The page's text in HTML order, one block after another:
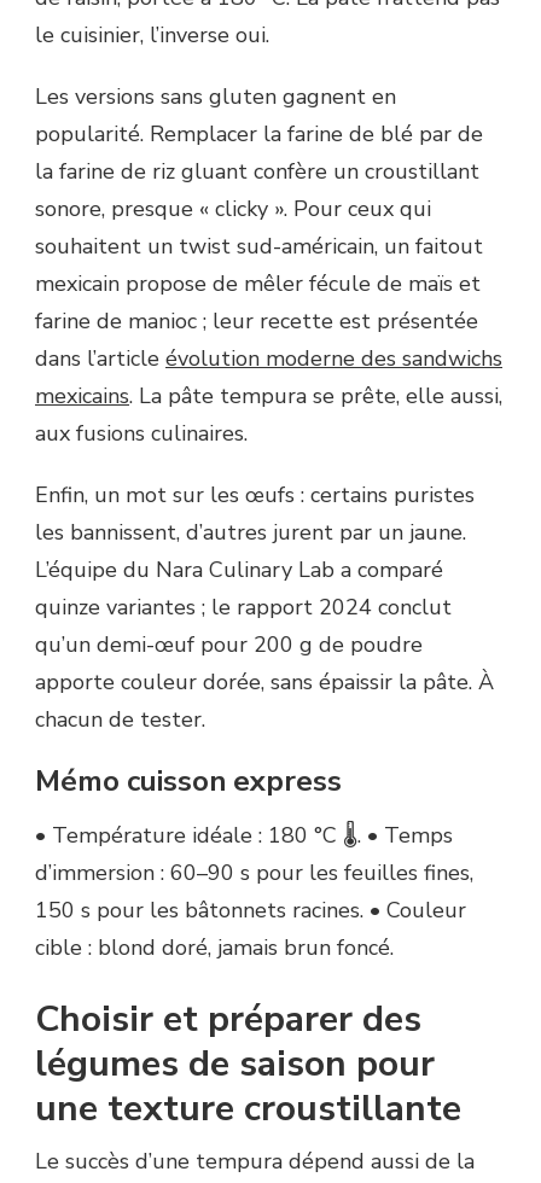
le cuisinier, l’inverse oui.
Les versions sans gluten gagnent en
popularité. Remplacer la farine de blé par de
la farine de riz gluant confère un croustillant
sonore, presque « clicky ». Pour ceux qui
souhaitent un twist sud-américain, un faitout
mexicain propose de mêler fécule de maïs et
farine de manioc ; leur recette est présentée
dans l’article évolution moderne des sandwichs
mexicains. La pâte tempura se prête, elle aussi,
aux fusions culinaires.
Enfin, un mot sur les œufs : certains puristes
les bannissent, d’autres jurent par un jaune.
L’équipe du Nara Culinary Lab a comparé
quinze variantes ; le rapport 2024 conclut
qu’un demi-œuf pour 200 g de poudre
apporte couleur dorée, sans épaissir la pâte. À
chacun de tester.
Mémo cuisson express
• Température idéale : 180 °C 🌡️. • Temps
d’immersion : 60–90 s pour les feuilles fines,
150 s pour les bâtonnets racines. • Couleur
cible : blond doré, jamais brun foncé.
Choisir et préparer des
légumes de saison pour
une texture croustillante
Le succès d’une tempura dépend aussi de la